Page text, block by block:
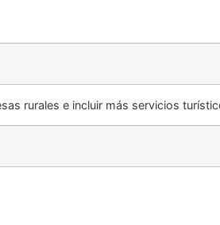
rurales e incluir más servicios